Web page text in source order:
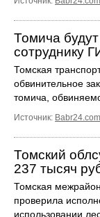
Томича будут
сотруднику
Томская
обвинительное
томича,
Источник: Babr24.com
Томский
237 тысяч
Томская
проверила
использовании